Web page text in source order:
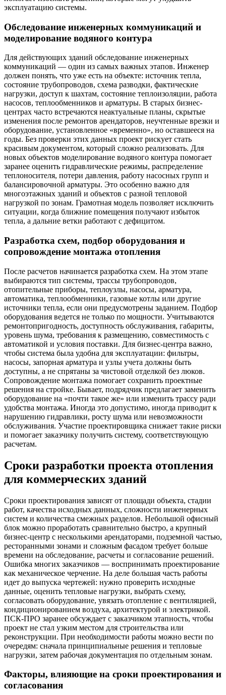
эксплуатацию системы.
Обследование инженерных коммуникаций и
моделирование водяного контура
Для действующих зданий обследование инженерных
коммуникаций — один из самых важных этапов. Инженер
должен понять, что уже есть на объекте: источник тепла,
состояние трубопроводов, схема разводки, фактические
нагрузки, доступ к шахтам, состояние теплоизоляции, работа
насосов, теплообменников и арматуры. В старых бизнес-
центрах часто встречаются неактуальные планы, скрытые
изменения после ремонтов арендаторов, неучтенные врезки и
оборудование, установленное «временно», но оставшееся на
годы. Без проверки этих данных проект рискует стать
красивым документом, который сложно реализовать. Для
новых объектов моделирование водяного контура помогает
заранее оценить гидравлические режимы, распределение
теплоносителя, потери давления, работу насосных групп и
балансировочной арматуры. Это особенно важно для
многоэтажных зданий и объектов с разной тепловой
нагрузкой по зонам. Грамотная модель позволяет исключить
ситуации, когда ближние помещения получают избыток
тепла, а дальние ветки работают с дефицитом.
Разработка схем, подбор оборудования и
сопровождение монтажа отопления
После расчетов начинается разработка схем. На этом этапе
выбираются тип системы, трассы трубопроводов,
отопительные приборы, теплоузлы, насосы, арматура,
автоматика, теплообменники, газовые котлы или другие
источники тепла, если они предусмотрены заданием. Подбор
оборудования ведется не только по мощности. Учитываются
ремонтопригодность, доступность обслуживания, габариты,
уровень шума, требования к размещению, совместимость с
автоматикой и условия поставки. Для бизнес-центра важно,
чтобы система была удобна для эксплуатации: фильтры,
насосы, запорная арматура и узлы учета должны быть
доступны, а не спрятаны за чистовой отделкой без люков.
Сопровождение монтажа помогает сохранить проектные
решения на стройке. Бывает, подрядчик предлагает заменить
оборудование на «почти такое же» или изменить трассу ради
удобства монтажа. Иногда это допустимо, иногда приводит к
нарушению гидравлики, росту шума или невозможности
обслуживания. Участие проектировщика снижает такие риски
и помогает заказчику получить систему, соответствующую
расчетам.
Сроки разработки проекта отопления
для коммерческих зданий
Сроки проектирования зависят от площади объекта, стадии
работ, качества исходных данных, сложности инженерных
систем и количества смежных разделов. Небольшой офисный
блок можно проработать сравнительно быстро, а крупный
бизнес-центр с несколькими арендаторами, подземной частью,
ресторанными зонами и сложным фасадом требует больше
времени на обследование, расчеты и согласование решений.
Ошибка многих заказчиков — воспринимать проектирование
как механическое черчение. На деле большая часть работы
идет до выпуска чертежей: нужно проверить исходные
данные, оценить тепловые нагрузки, выбрать схему,
согласовать оборудование, увязать отопление с вентиляцией,
кондиционированием воздуха, архитектурой и электрикой.
ПСК-ПРО заранее обсуждает с заказчиком этапность, чтобы
проект не стал узким местом для строительства или
реконструкции. При необходимости работы можно вести по
очередям: сначала принципиальные решения и тепловые
нагрузки, затем рабочая документация по отдельным зонам.
Факторы, влияющие на сроки проектирования и
согласования